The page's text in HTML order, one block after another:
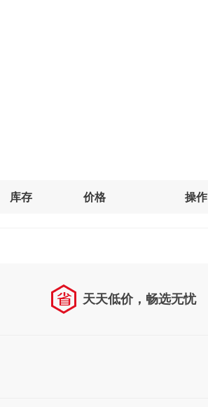
库存 价格 操作
天天低价，畅选无忧